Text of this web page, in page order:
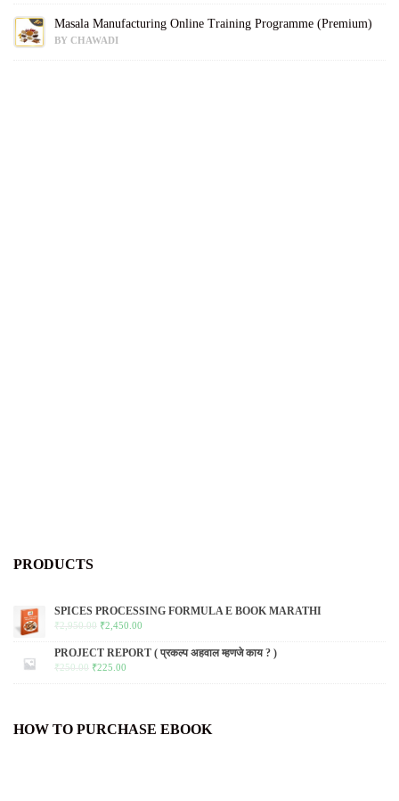
Masala Manufacturing Online Training Programme (Premium)
BY CHAWADI
PRODUCTS
SPICES PROCESSING FORMULA E BOOK MARATHI
₹2,950.00 ₹2,450.00
PROJECT REPORT ( प्रकल्प अहवाल म्हणजे काय ? )
₹250.00 ₹225.00
HOW TO PURCHASE EBOOK